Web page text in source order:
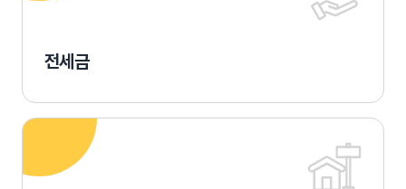
전세금